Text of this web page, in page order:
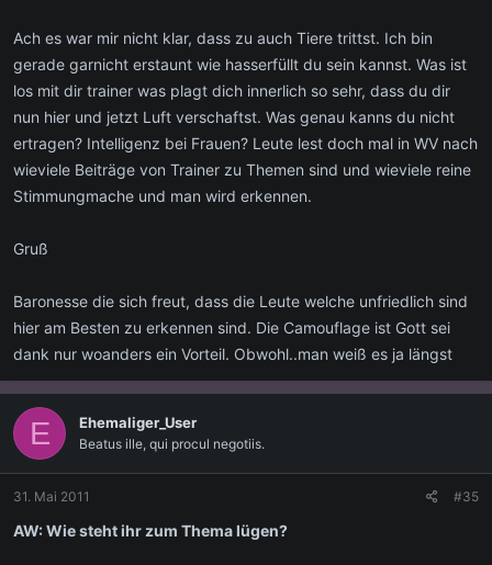
Ach es war mir nicht klar, dass zu auch Tiere trittst. Ich bin
gerade garnicht erstaunt wie hasserfüllt du sein kannst. Was ist
los mit dir trainer was plagt dich innerlich so sehr, dass du dir
nun hier und jetzt Luft verschaftst. Was genau kanns du nicht
ertragen? Intelligenz bei Frauen? Leute lest doch mal in WV nach
wieviele Beiträge von Trainer zu Themen sind und wieviele reine
Stimmungmache und man wird erkennen.
Gruß
Baronesse die sich freut, dass die Leute welche unfriedlich sind
hier am Besten zu erkennen sind. Die Camouflage ist Gott sei
dank nur woanders ein Vorteil. Obwohl..man weiß es ja längst
E Ehemaliger_User
Beatus ille, qui procul negotiis.
31. Mai 2011 #35
AW: Wie steht ihr zum Thema lügen?